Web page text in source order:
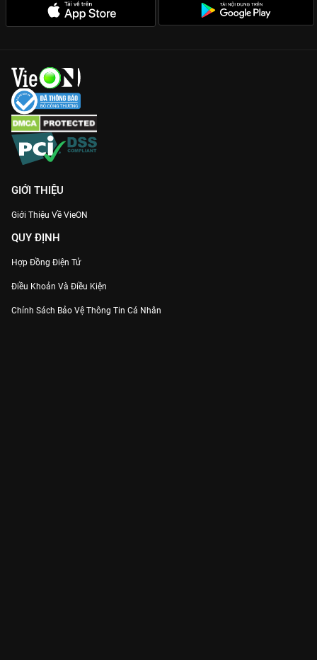
GIỚI THIỆU
Giới Thiệu Về VieON
QUY ĐỊNH
Hợp Đồng Điện Tử
Điều Khoản Và Điều Kiện
Chính Sách Bảo Vệ Thông Tin Cá Nhân